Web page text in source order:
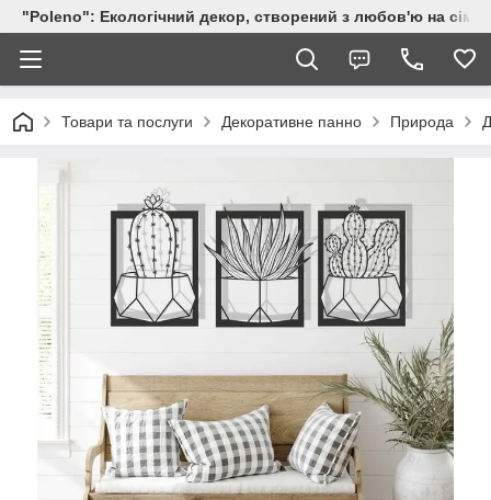
"Poleno": Екологічний декор, створений з любов'ю на
Товари та послуги Декоративне панно Природа